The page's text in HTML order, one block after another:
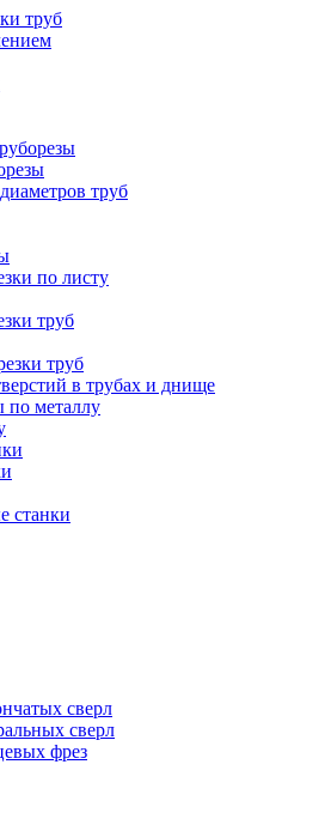
труб
труб
по листу
труб
труб
в трубах и днище
по металлу
станки
сверл
сверл
фрез